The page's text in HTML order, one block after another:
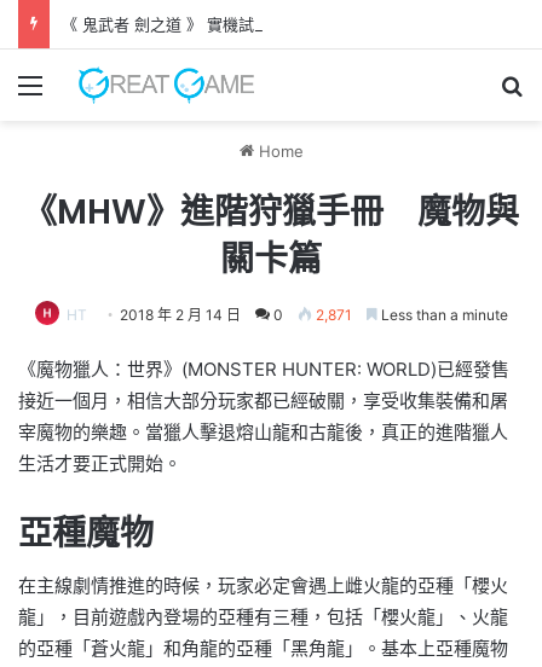
《 鬼武者 劍之道 》 實機試玩報告 源義經將是事件的起源！？
Menu
Home
《MHW》進階狩獵手冊 魔物與
關卡篇
HT 2018 年 2 月 14 日 0 2,871 Less than a minute
《魔物獵人：世界》(MONSTER HUNTER: WORLD)已經發售
接近一個月，相信大部分玩家都已經破關，享受收集裝備和屠
宰魔物的樂趣。當獵人擊退熔山龍和古龍後，真正的進階獵人
生活才要正式開始。
亞種魔物
在主線劇情推進的時候，玩家必定會遇上雌火龍的亞種「櫻火
龍」，目前遊戲內登場的亞種有三種，包括「櫻火龍」、火龍
的亞種「蒼火龍」和角龍的亞種「黑角龍」。基本上亞種魔物